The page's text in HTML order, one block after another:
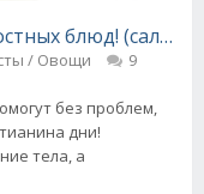
блюд!
Церковные посты / Овощи 9
без проблем,
дни!
тела, а